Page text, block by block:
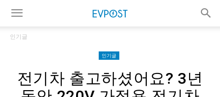
인기글
인기글
전기차 출고하셨어요? 3년